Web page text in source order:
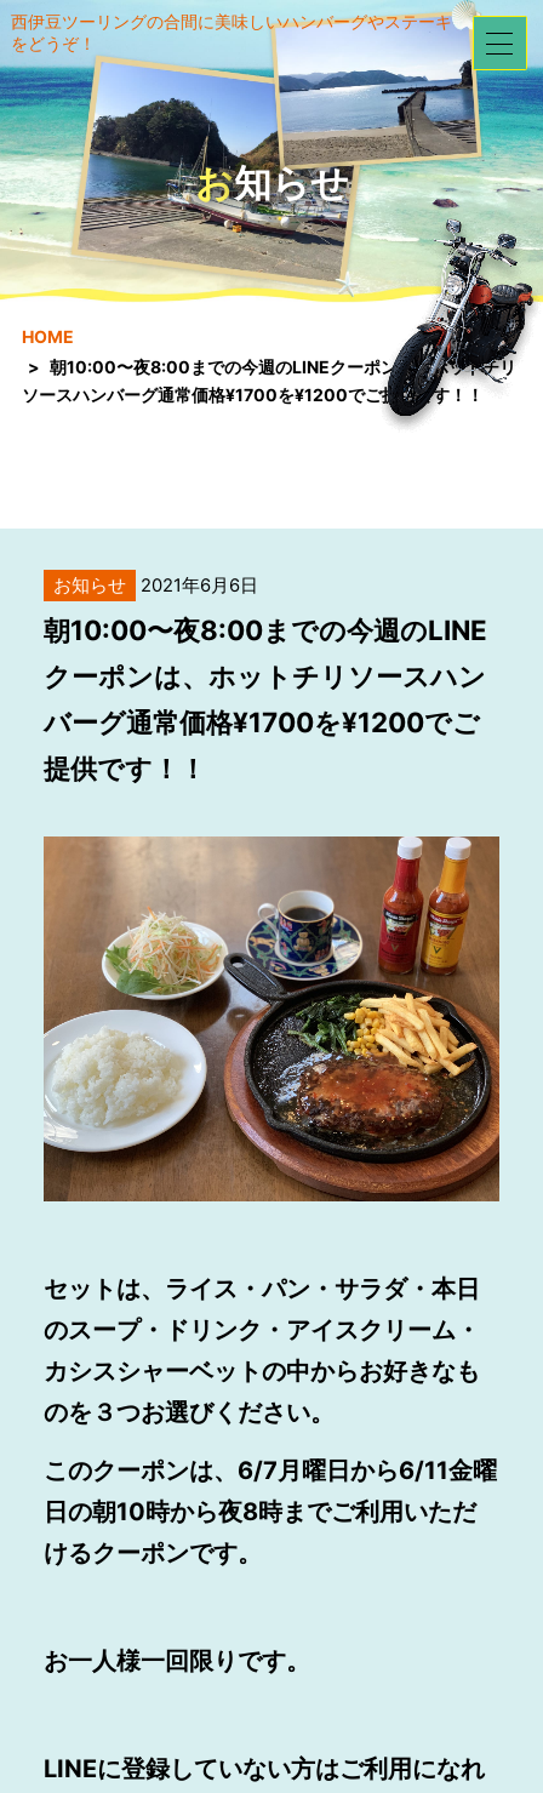
西伊豆ツーリングの合間に美味しいハンバーグやステーキ
をどうぞ！
お知らせ
HOME
朝10:00〜夜8:00までの今週のLINEクーポンは、ホットチリ
ソースハンバーグ通常価格¥1700を¥1200でご提供です！！
お知らせ 2021年6月6日
朝10:00〜夜8:00までの今週のLINE
クーポンは、ホットチリソースハン
バーグ通常価格¥1700を¥1200でご
提供です！！
セットは、ライス・パン・サラダ・本日
のスープ・ドリンク・アイスクリーム・
カシスシャーベットの中からお好きなも
のを３つお選びください。
このクーポンは、6/7月曜日から6/11金曜
日の朝10時から夜8時までご利用いただ
けるクーポンです。
お一人様一回限りです。
LINEに登録していない方はご利用になれ